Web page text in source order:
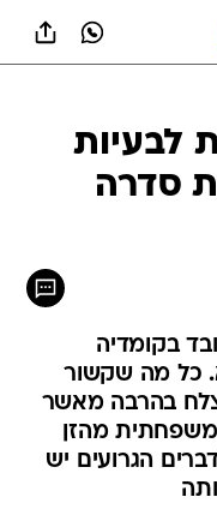
לבעיות
סדרה
בקומדיה
כל מה שקשור
בהרבה מאשר
מהזן
הגרועים יש